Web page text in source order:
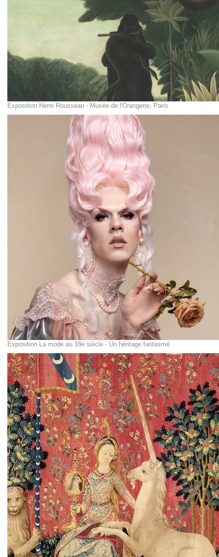
Exposition Henri Rousseau - Musée de l'Orangerie, Paris
Exposition La mode au 18e siècle - Un héritage fantasmé